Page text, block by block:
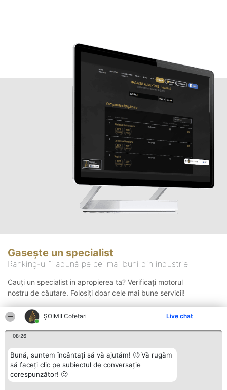
ȘOIMII Cofetari Live chat
08:26
Bună, suntem încântați să vă ajutăm! 🙂 Vă rugăm
să faceți clic pe subiectul de conversație
corespunzător! 🙂
Gasește un specialist
Ranking-ul îi adună pe cei mai buni din industrie
Cauți un specialist in apropierea ta? Verificați motorul
nostru de căutare. Folosiți doar cele mai bune servicii!